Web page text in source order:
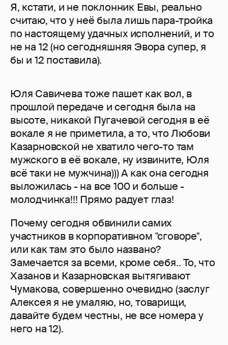
Я, кстати, и не поклонник Евы, реально
считаю, что у неё была лишь пара-тройка
по настоящему удачных исполнений, и то
не на 12 (но сегодняшняя Эвора супер, я
бы и 12 поставила).
Юля Савичева тоже пашет как вол, в
прошлой передаче и сегодня была на
высоте, никакой Пугачевой сегодня в её
вокале я не приметила, а то, что Любови
Казарновской не хватило чего-то там
мужского в её вокале, ну извините, Юля
всё таки не мужчина))) А как она сегодня
выложилась - на все 100 и больше -
молодчинка!!! Прямо радует глаз!
Почему сегодня обвинили самих
участников в корпоративном "сговоре",
или как там это было названо?
Замечается за всеми, кроме себя.. То, что
Хазанов и Казарновская вытягивают
Чумакова, совершенно очевидно (заслуг
Алексея я не умаляю, но, товарищи,
давайте будем честны, не все номера у
него на 12).